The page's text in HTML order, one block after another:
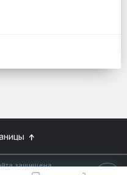
защищена